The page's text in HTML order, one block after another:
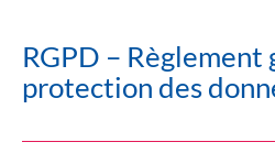
RGPD – Règlement
protection des